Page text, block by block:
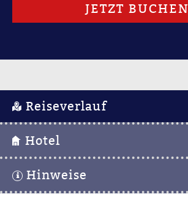
JETZT BUCHEN
Reiseverlauf
Hotel
Hinweise